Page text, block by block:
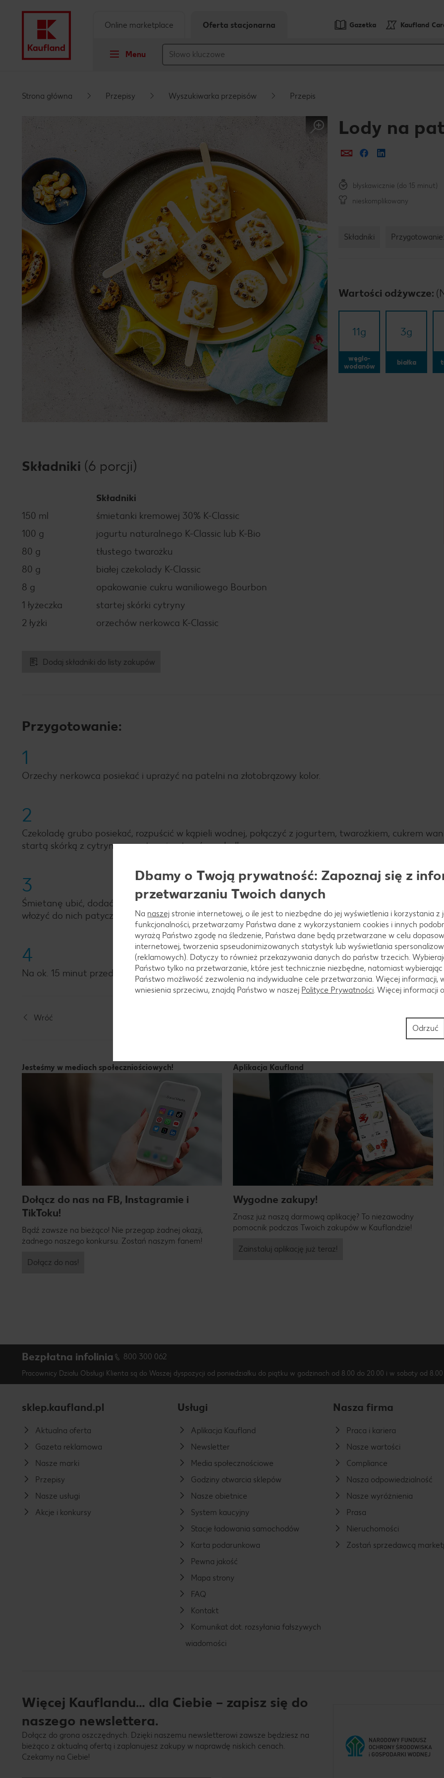
Stopka
Pływający pasek boczny
Gazetka Kaufland
Menu
Online marketplace Oferta stacjonarna
Strona główna Przepisy Wyszukiwarka przepisów Przepis
Lody na
Prześlij e-mailem
Udostępnij na
błyskawicznie (do 15 minut)
nieskomplikowany
Składniki Przygotowanie:
Wartości odżywcze:
11g
węglo-
wodanów
3g
białka
Składniki (6 porcji)
Składniki
150 ml
śmietanki kremowej 30% K-Classic
100 g
jogurtu naturalnego K-Classic lub K-Bio
80 g
tłustego twarożku
80 g
białej czekolady K-Classic
8 g
opakowanie cukru waniliowego Bourbon
1 łyżeczka
startej skórki cytryny
2 łyżki
orzechów nerkowca K-Classic
Dodaj składniki do listy zakupów
Przygotowanie:
1
Orzechy nerkowca posiekać i uprażyć na patelni na złotobrązowy kolor.
2
Czekoladę grubo posiekać, rozpuścić w kąpieli wodnej, połączyć z jogurtem, twarożkiem, cukrem
startą skórką z cytryny, a następnie utrzeć na gładką masę.
3
Śmietanę ubić, dodać do masy jogurtowej razem z orzechami nerkowca. Masę przełożyć do 6
włożyć do nich patyczki, wstawić do zamrażarki na ok. 4 godz., a najlepiej na całą noc.
4
Na ok. 15 minut przed podaniem lody przełożyć z zamrażalnika do lodówki, wyjąć z kubeczków i
Wróć
Jesteśmy w mediach społeczniościowych!
Dołącz do nas na FB, Instagramie i
TikToku!
Bądź zawsze na bieżąco! Nie przegap żadnej okazji,
żadnego naszego konkursu. Zostań naszym fanem!
Dołącz do nas!
Aplikacja Kaufland
Wygodne zakupy!
Znasz już naszą darmową aplikację? To niezawodny
pomocnik podczas Twoich zakupów w Kauflandzie!
Zainstaluj aplikację już teraz!
Bezpłatna infolinia 800 300 062
Pracownicy Działu Obsługi Klienta są do Waszej dyspozycji od poniedziałku do piątku w godzinach od 8.00 do 20.00 i w soboty od 8.00
sklep.kaufland.pl
Aktualna oferta
Gazeta reklamowa
Nasze marki
Przepisy
Nasze usługi
Akcje i konkursy
Usługi
Aplikacja Kaufland
Newsletter
Media społecznościowe
Godziny otwarcia sklepów
Nasze obietnice
System kaucyjny
Stacje ładowania samochodów
Karta podarunkowa
Pewna jakość
Mapa strony
FAQ
Kontakt
Komunikat dot. rozsyłania fałszywych
wiadomości
Nasza firma
Praca i kariera
Nasze wartości
Compliance
Nasza odpowiedzialność
Nasze wyróżnienia
Prasa
Nieruchomości
Zostań sprzedawcą
Więcej Kauflandu… dla Ciebie – zapisz się do
naszego newslettera.
Dołącz do grona oszczędnych. Dzięki naszemu newsletterowi zawsze będziesz na
bieżąco z aktualną ofertą i zaplanujesz zakupy w naprawdę niskich cenach.
Czekamy na Ciebie!
Dbamy o Twoją prywatność: Zapoznaj się z
przetwarzaniu Twoich danych
Na naszej stronie internetowej, o ile jest to niezbędne do jej wyświetlenia i korzystania z
funkcjonalności, przetwarzamy Państwa dane z wykorzystaniem cookies i innych
wyrażą Państwo zgodę na śledzenie, Państwa dane będą przetwarzane w celu
internetowej, tworzenia spseudonimizowanych statystyk lub wyświetlania
(reklamowych). Dotyczy to również przekazywania danych do państw trzecich.
Państwo tylko na przetwarzanie, które jest technicznie niezbędne, natomiast wybierając
Państwo możliwość zezwolenia na indywidualne cele przetwarzania. Więcej informacji,
wniesienia sprzeciwu, znajdą Państwo w naszej Polityce Prywatności . Więcej informacji
Odrzuć